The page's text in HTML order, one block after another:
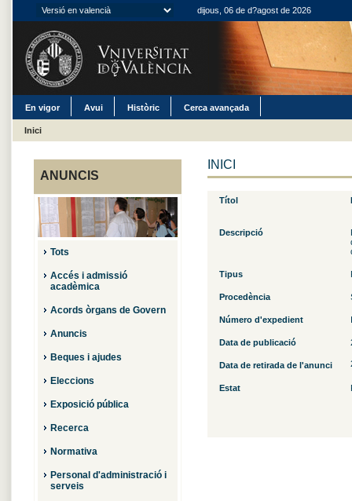
dijous, 06 de d?agost de 2026
En vigor Avui Històric Cerca avançada
Inici
ANUNCIS
Tots
Accés i admissió
acadèmica
Acords òrgans de Govern
Anuncis
Beques i ajudes
Eleccions
Exposició pública
Recerca
Normativa
Personal d'administració i
serveis
INICI
Títol
Descripció
Tipus
Procedència
Número d'expedient
Data de publicació
Data de retirada de l'anunci
Estat